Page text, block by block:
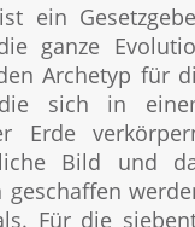
ein
ganze
Archetyp für
die sich in
Erde
Bild und
Für die